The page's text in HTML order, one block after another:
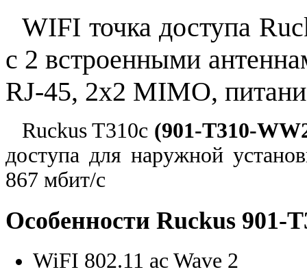
WIFI точка доступа
c 2 встроенными
RJ-45, 2х2 MIMO,
Ruckus T310c (901-T310-
доступа для наружной
867 мбит/с
Особенности Ruckus 901-
WiFI 802.11 ac Wave 2